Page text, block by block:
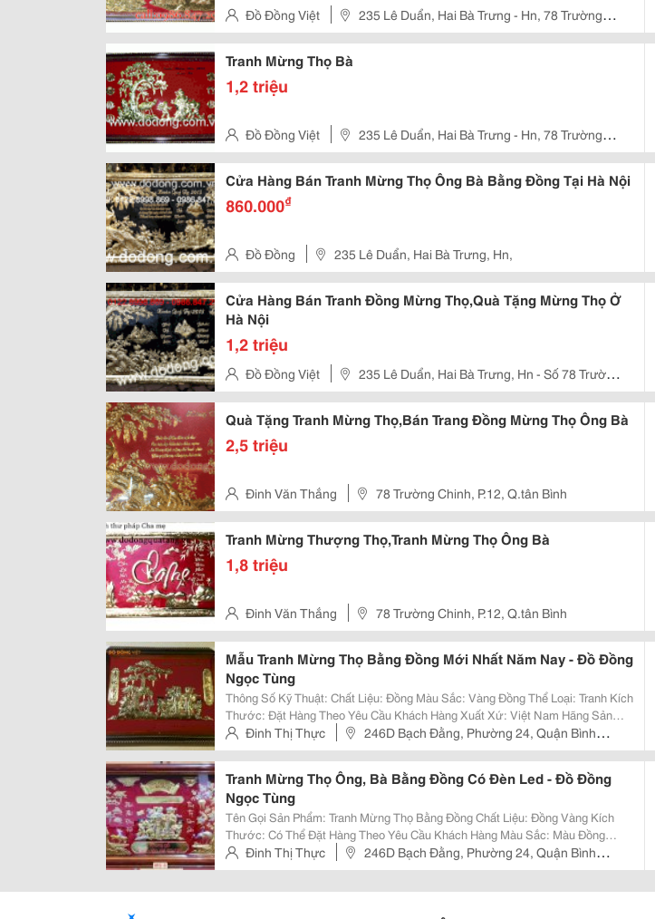
Đồ Đồng Việt
235 Lê Duẩn, Hai Bà Trưng - Hn, 78 Trường
Chinh - Tân Bình, Tp.hcm
Tranh Mừng Thọ Bà
1,2 triệu
Đồ Đồng Việt
235 Lê Duẩn, Hai Bà Trưng - Hn, 78 Trường
Chinh - Tân Bình, Tp.hcm
Cửa Hàng Bán Tranh Mừng Thọ Ông Bà Bằng Đồng Tại Hà Nội
860.000₫
Đồ Đồng 235 Lê Duẩn, Hai Bà Trưng, Hn,
Cửa Hàng Bán Tranh Đồng Mừng Thọ,Quà Tặng Mừng Thọ Ở
Hà Nội
1,2 triệu
Đồ Đồng Việt
235 Lê Duẩn, Hai Bà Trưng, Hn - Số 78 Trường
Chinh, Q.tân Bình
Quà Tặng Tranh Mừng Thọ,Bán Trang Đồng Mừng Thọ Ông Bà
2,5 triệu
Đinh Văn Thắng 78 Trường Chinh, P.12, Q.tân Bình
Tranh Mừng Thượng Thọ,Tranh Mừng Thọ Ông Bà
1,8 triệu
Đinh Văn Thắng 78 Trường Chinh, P.12, Q.tân Bình
Mẫu Tranh Mừng Thọ Bằng Đồng Mới Nhất Năm Nay - Đồ Đồng
Ngọc Tùng
Thông Số Kỹ Thuật: Chất Liệu: Đồng Màu Sắc: Vàng Đồng Thể Loại: Tranh Kích
Thước: Đặt Hàng Theo Yêu Cầu Khách Hàng Xuất Xứ: Việt Nam Hãng Sản
Xuất: Đồ Đồng Đại Bái Tình Trạng: Mới 100% Bảo Hành: 5 Năm
Đinh Thị Thực
246D Bạch Đằng, Phường 24, Quận Bình
Thạnh, Tphcm
Tranh Mừng Thọ Ông, Bà Bằng Đồng Có Đèn Led - Đồ Đồng
Ngọc Tùng
Tên Gọi Sản Phẩm: Tranh Mừng Thọ Bằng Đồng Chất Liệu: Đồng Vàng Kích
Thước: Có Thể Đặt Hàng Theo Yêu Cầu Khách Hàng Màu Sắc: Màu Đồng
Vàng Ngoài Ra Đồ Đồng Việt Sản Xuất Các Kích Thước Khác Nhau Tùy Theo
Nhu Cầu Của Khách Hàng Quy Trình Sản...
Đinh Thị Thực
246D Bạch Đằng, Phường 24, Quận Bình
Thạnh, Tphcm